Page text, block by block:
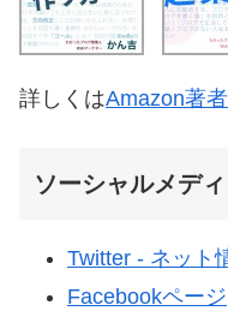
詳しくはAmazon著
ソーシャルメデ
Twitter - ネット
Facebookページ